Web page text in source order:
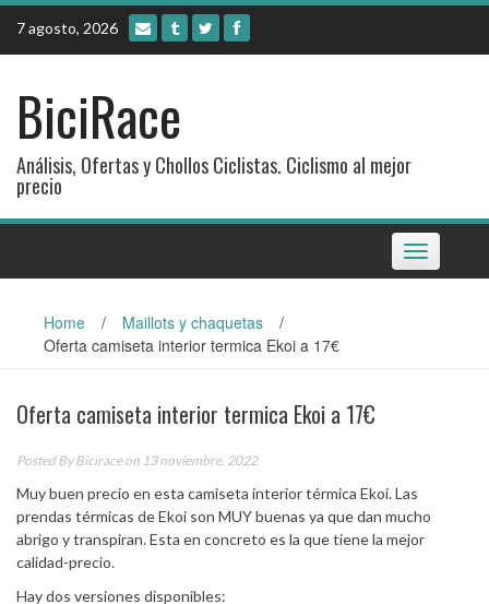
Skip
content
7 agosto, 2026
BiciRace
Análisis, Ofertas y Chollos Ciclistas. Ciclismo al mejor
precio
Toggle
navigation
Home / Maillots y chaquetas
/
Oferta camiseta interior termica Ekoi a 17€
Oferta camiseta interior termica Ekoi a 17€
Posted ByBiciraceon 13 noviembre, 2022
Muy buen precio en esta camiseta interior térmica Ekoi. Las
prendas térmicas de Ekoi son MUY buenas ya que dan mucho
abrigo y transpiran. Esta en concreto es la que tiene la mejor
calidad-precio.
Hay dos versiones disponibles: